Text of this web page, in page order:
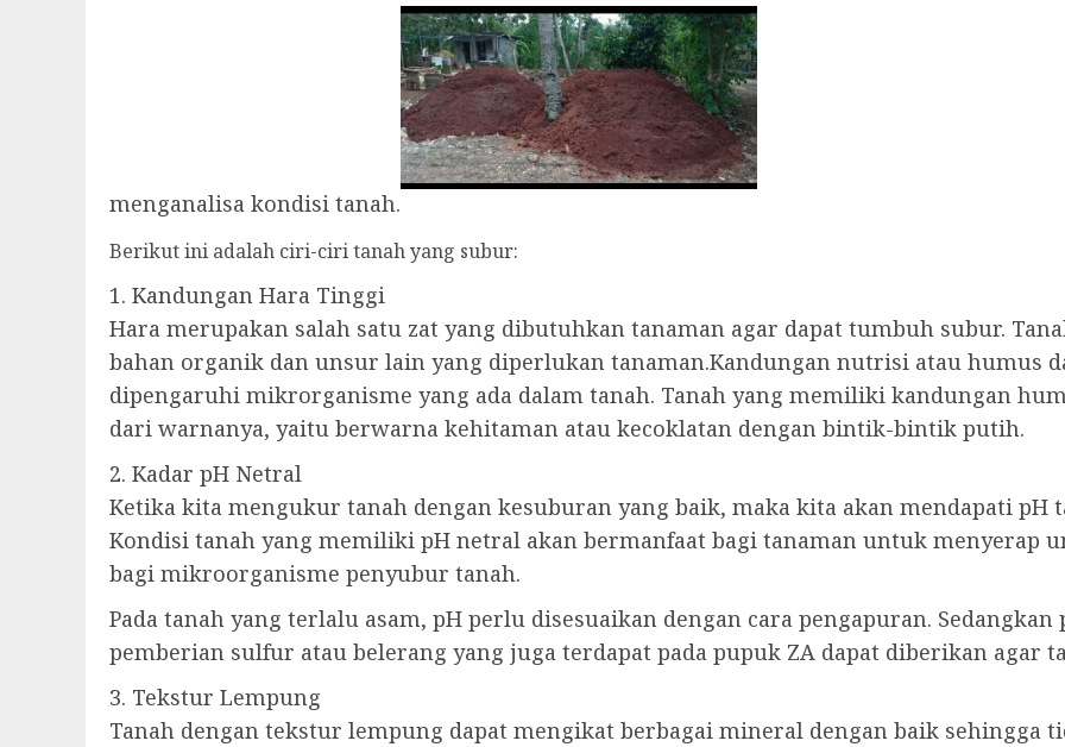
menganalisa kondisi tanah.
Berikut ini adalah ciri-ciri tanah yang subur:
1. Kandungan Hara Tinggi
Hara merupakan salah satu zat yang dibutuhkan tanaman agar dapat tumbuh subur.
bahan organik dan unsur lain yang diperlukan tanaman.Kandungan nutrisi atau humus
dipengaruhi mikrorganisme yang ada dalam tanah. Tanah yang memiliki kandungan
dari warnanya, yaitu berwarna kehitaman atau kecoklatan dengan bintik-bintik putih.
2. Kadar pH Netral
Ketika kita mengukur tanah dengan kesuburan yang baik, maka kita akan mendapati pH
Kondisi tanah yang memiliki pH netral akan bermanfaat bagi tanaman untuk menyerap
bagi mikroorganisme penyubur tanah.
Pada tanah yang terlalu asam, pH perlu disesuaikan dengan cara pengapuran.
pemberian sulfur atau belerang yang juga terdapat pada pupuk ZA dapat diberikan agar
3. Tekstur Lempung
Tanah dengan tekstur lempung dapat mengikat berbagai mineral dengan baik sehingga